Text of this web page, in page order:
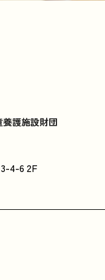
護施設財団
4-6 2F